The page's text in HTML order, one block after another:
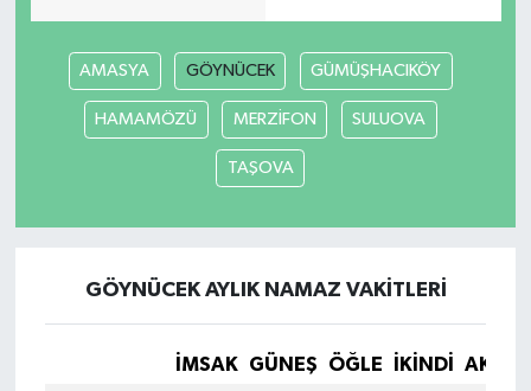
AMASYA GÖYNÜCEK GÜMÜŞHACIKÖY
HAMAMÖZÜ MERZİFON SULUOVA
TAŞOVA
GÖYNÜCEK AYLIK NAMAZ VAKITLERI
İMSAK GÜNEŞ ÖĞLE İKINDI